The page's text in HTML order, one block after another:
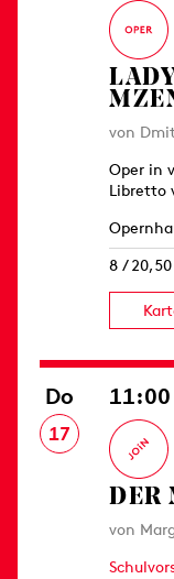
von
Oper in
Libretto
8 /
Do
17
11:00
DER
von